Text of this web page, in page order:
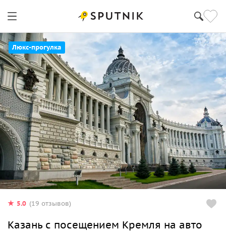
Люкс-прогулка
5.0 (19 отзывов)
Казань с посещением Кремля на авто